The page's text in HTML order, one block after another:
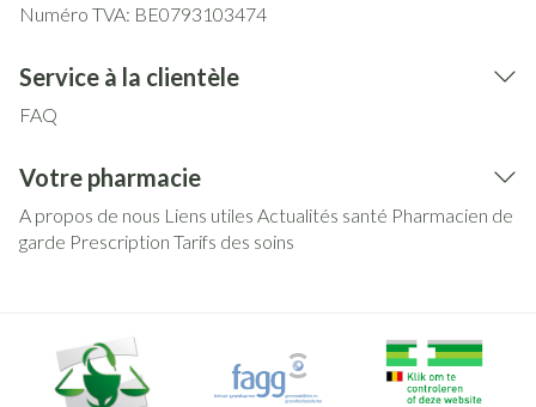
Numéro TVA: BE0793103474
Service à la clientèle
FAQ
Votre pharmacie
A propos de nous Liens utiles Actualités santé Pharmacien de
garde Prescription Tarifs des soins